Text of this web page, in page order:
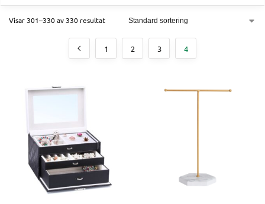
Visar 301–330 av 330 resultat
1 2 3 4